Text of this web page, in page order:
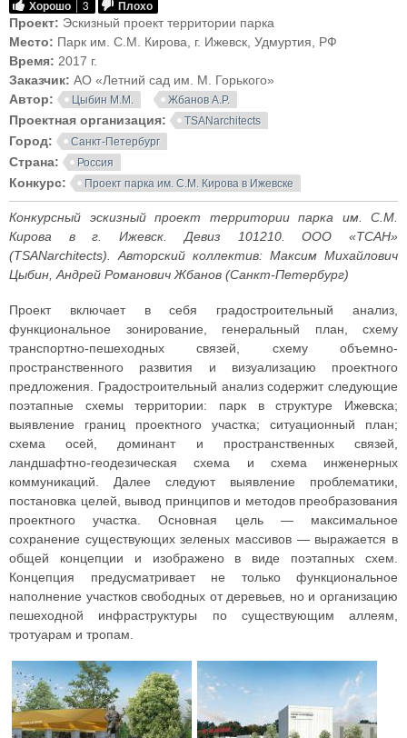
Хорошо 3 Плохо
Проект: Эскизный проект территории парка
Место: Парк им. С.М. Кирова, г. Ижевск, Удмуртия, РФ
Время: 2017 г.
Заказчик: АО «Летний сад им. М. Горького»
Автор:
Цыбин М.М. Жбанов А.Р.
Проектная организация: TSANarchitects
Город: Санкт-Петербург
Страна: Россия
Конкурс: Проект парка им. С.М. Кирова в Ижевске
Конкурсный эскизный проект территории парка им. С.М.
Кирова в г. Ижевск. Девиз 101210. ООО «ТСАН»
(TSANarchitects). Авторский коллектив: Максим Михайлович
Цыбин, Андрей Романович Жбанов (Санкт-Петербург)
Проект включает в себя градостроительный анализ,
функциональное зонирование, генеральный план, схему
транспортно-пешеходных связей, схему объемно-
пространственного развития и визуализацию проектного
предложения. Градостроительный анализ содержит следующие
поэтапные схемы территории: парк в структуре Ижевска;
выявление границ проектного участка; ситуационный план;
схема осей, доминант и пространственных связей,
ландшафтно-геодезическая схема и схема инженерных
коммуникаций. Далее следуют выявление проблематики,
постановка целей, вывод принципов и методов преобразования
проектного участка. Основная цель — максимальное
сохранение существующих зеленых массивов — выражается в
общей концепции и изображено в виде поэтапных схем.
Концепция предусматривает не только функциональное
наполнение участков свободных от деревьев, но и организацию
пешеходной инфраструктуры по существующим аллеям,
тротуарам и тропам.